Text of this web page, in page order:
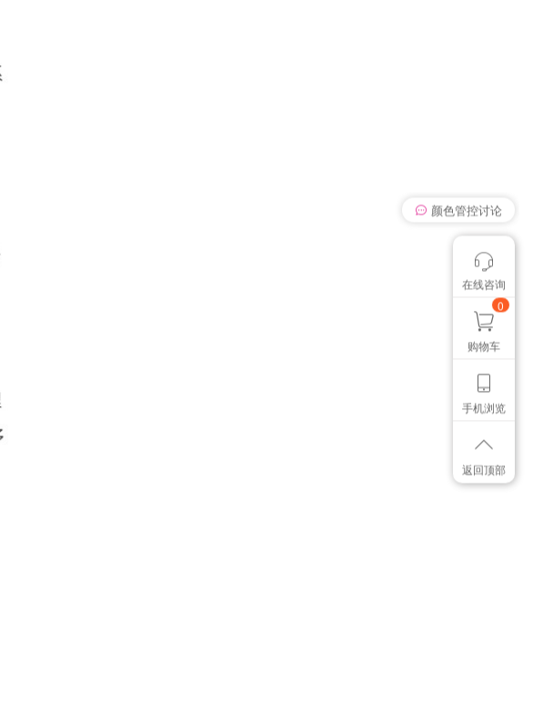
我有个想法
想找个色卡
颜色管控讨论
在线咨询
0
购物车
手机浏览
返回顶部